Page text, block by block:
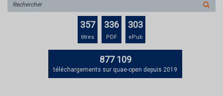
sur
le
357
titres
336
PDF
303
ePub
877 109
téléchargements sur quae-open depuis 2019